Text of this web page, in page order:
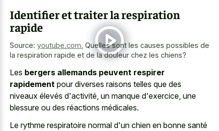
Identifier et traiter la respiration
rapide
Source: youtube.com Quelles sont les causes possibles de
la respiration rapide et de la douleur chez les chiens?
Les bergers allemands peuvent respirer
rapidement pour diverses raisons telles que des
niveaux élevés d'activité, un manque d'exercice, une
blessure ou des réactions médicales.
Le rythme respiratoire normal d'un chien en bonne santé